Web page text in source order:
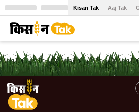
Kisan Tak Aaj Tak